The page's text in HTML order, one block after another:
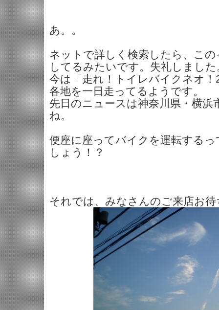
あ。。
ネットで詳しく検索したら、こ
してるみたいです。失礼しました
今は「走れ！トイレバイクネオ
各地を一日走ってるようです。
先日のニュースは神奈川県・横浜
ね。
便座に座ってバイクを運転する
しょう！？
それでは、みなさんのご来店お